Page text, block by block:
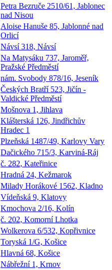
Petra Bezruče 2510/61, Jablonec
nad Nisou
Aloise Hanuše 85, Jablonné nad
Orlicí
Návsí 318, Návsí
Na Matysáku 737, Jaroměř,
Pražské Předměstí
nám. Svobody 878/16, Jeseník
Českých Bratří 523, Jičín -
Valdické Předměstí
Mošnova 1, Jihlava
Klášterská 126, Jindřichův
Hradec 1
Plzeňská 1487/49, Karlovy Vary
Dačického 715/3, Karviná-Ráj
č. 282, Kateřinice
Hradná 24, Kežmarok
Milady Horákové 1562, Kladno
Vídeňská 9, Klatovy
Kmochova 2/16, Kolín
č. 202, Komorní Lhotka
Wolkerova 6/532, Kopřivnice
Toryská 1/G, Košice
Hlavná 68, Košice
Nábřežní 1, Krnov